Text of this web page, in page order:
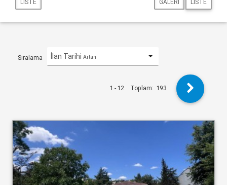
LISTE GALERI LISTE
Sıralama İlan Tarihi Artan
1 - 12 Toplam: 193